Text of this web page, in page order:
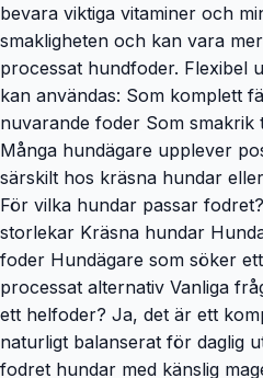
bevara viktiga vitaminer och
smakligheten och kan vara
processat hundfoder. Flexibel
kan användas: Som komplett
nuvarande foder Som
Många hundägare upplever
särskilt hos kräsna hundar
För vilka hundar passar
storlekar Kräsna hundar
foder Hundägare som söker
processat alternativ Vanliga
ett helfoder? Ja, det är ett
naturligt balanserat för daglig
fodret hundar med känslig